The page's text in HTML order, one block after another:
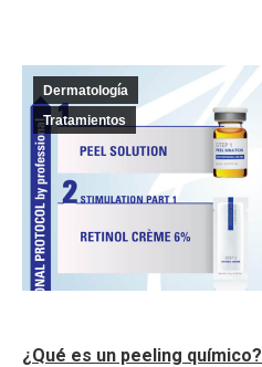
Dermatología
Tratamientos
¿Qué es un peeling químico?